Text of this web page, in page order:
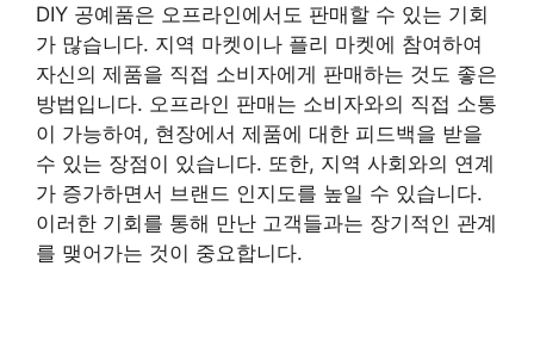
DIY 공예품은 오프라인에서도 판매할 수 있는 기회
가 많습니다. 지역 마켓이나 플리 마켓에 참여하여
자신의 제품을 직접 소비자에게 판매하는 것도 좋은
방법입니다. 오프라인 판매는 소비자와의 직접 소통
이 가능하여, 현장에서 제품에 대한 피드백을 받을
수 있는 장점이 있습니다. 또한, 지역 사회와의 연계
가 증가하면서 브랜드 인지도를 높일 수 있습니다.
이러한 기회를 통해 만난 고객들과는 장기적인 관계
를 맺어가는 것이 중요합니다.